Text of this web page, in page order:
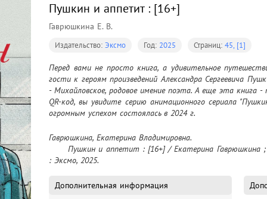
Пушкин и аппетит : [16+]
Гаврюшкина Е. В.
Издательство: Эксмо Год: 2025 Страниц: 45, [1]
Перед вами не просто книга, а удивительное
гости к героям произведений Александра Сергеевича
- Михайловское, родовое имение поэта. А еще эта книга -
QR-код, вы увидите серию анимационного сериала
огромным успехом состоялась в 2024 г.
Гаврюшкина, Екатерина Владимировна.
	Пушкин и аппетит : [16+] / Екатерина Гаврюшкина ; иллюстрации: Гаврюшкин И. В.. – Москва
: Эксмо, 2025.
Дополнительная информация